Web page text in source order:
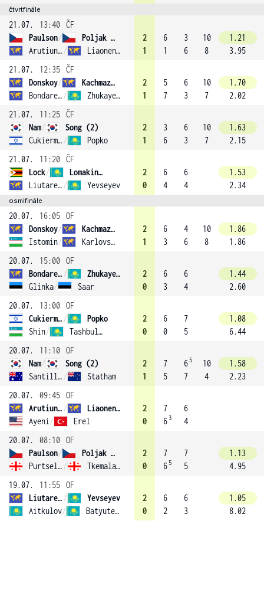
čtvrtfinále
21.07. 13:40 ČF
Paulson/
Poljak (3)
Arutiunian / Liaonenka
2
1
6
1
3
6
10
8
1.21
3.95
21.07.
12:35 ČF
Donskoy/
Kachmazov
Bondarevskiy / Zhukayev (4)
2
1
5
7
6
3
10
7
1.70
2.02
21.07.
11:25 ČF
Nam/
Song (2)
Cukierman / Popko
2
1
3
6
6
3
10
7
1.63
2.15
21.07.
11:20 ČF
Lock/
Lomakin (1)
Liutarevich / Yevseyev
2
0
6
4
6
4
1.53
2.34
osmifinále
20.07. 16:05 OF
Donskoy/
Kachmazov
Istomin/ Karlovskiy
2
1
6
3
4
6
10
8
1.86
1.86
20.07.
15:00 OF
Bondarevskiy /
Zhukayev (4)
Glinka/ Saar
2
0
6
3
6
4
1.44
2.60
20.07.
13:00 OF
Cukierman /
Popko
Shin/ Tashbulatov
2
0
6
0
7
5
1.08
6.44
20.07.
11:10 OF
Nam/
Song (2)
Santillan / Statham
2
1
7
5
6 5
7
10
4
1.58
2.23
20.07.
09:45 OF
Arutiunian /
Liaonenka
Ayeni / Erel
2
0
7
6 3
6
4
20.07.
08:10 OF
Paulson/
Poljak (3)
Purtseladze / Tkemaladze
2
0
7
6 5
7
5
1.13
4.95
19.07.
11:55 OF
Liutarevich /
Yevseyev
Aitkulov/ Batyutenko
2
0
6
2
6
3
1.05
8.02